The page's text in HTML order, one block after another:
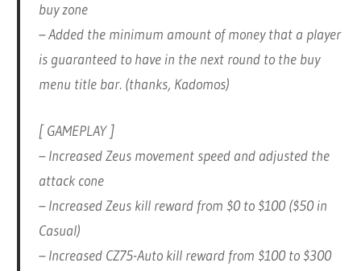
buy zone
– Added the minimum amount of money that a player
is guaranteed to have in the next round to the buy
menu title bar. (thanks, Kadomos)
[ GAMEPLAY ]
– Increased Zeus movement speed and adjusted the
attack cone
– Increased Zeus kill reward from $0 to $100 ($50 in
Casual)
– Increased CZ75-Auto kill reward from $100 to $300